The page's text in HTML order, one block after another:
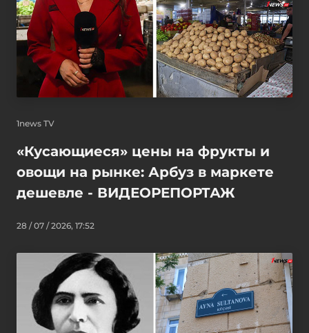
1news TV
«Кусающиеся» цены на фрукты и
овощи на рынке: Арбуз в маркете
дешевле - ВИДЕОРЕПОРТАЖ
28 / 07 / 2026, 17:52